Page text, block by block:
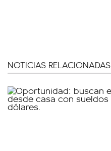
NOTICIAS RELACIONADAS